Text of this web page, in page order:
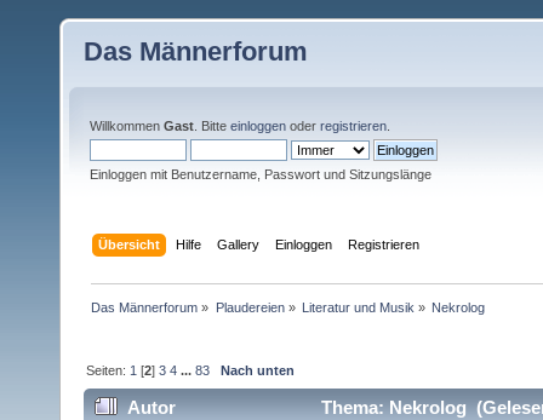
Das Männerforum
Willkommen Gast . Bitte einloggen oder registrieren
Einloggen mit Benutzername, Passwort und Sitzungslänge
Übersicht Hilfe Gallery Einloggen Registrieren
Das Männerforum » Plaudereien» Literatur und Musik » Nekrolog
Seiten: 1 [2]3 4 ...83 Nach unten
Autor Thema: Nekrolog